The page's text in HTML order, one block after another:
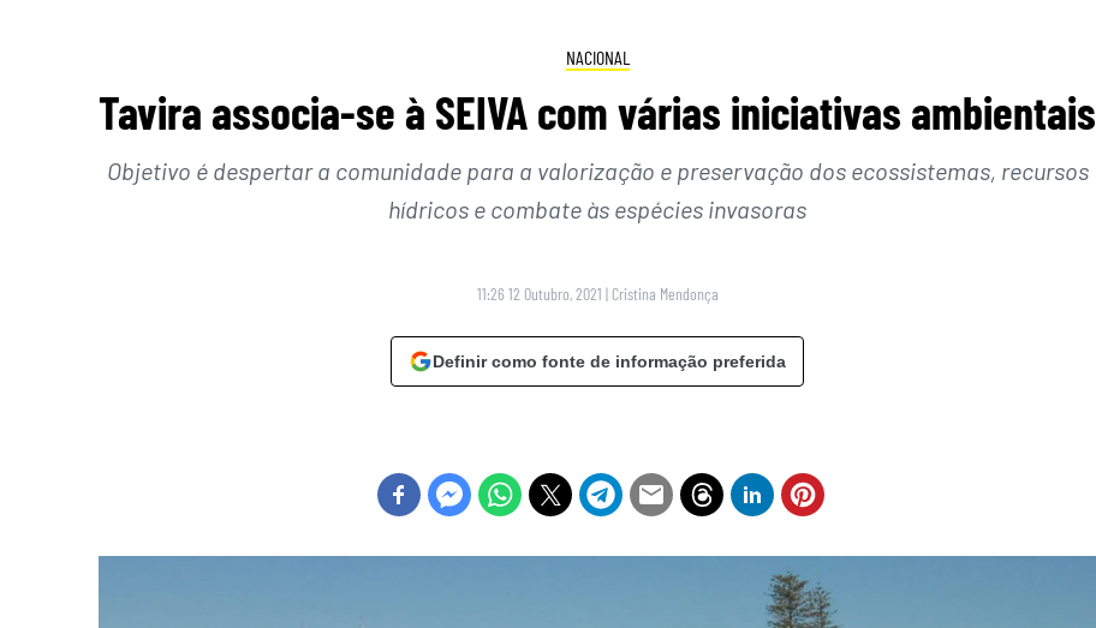
NACIONAL
Tavira associa-se à SEIVA com várias iniciativas ambientais
Objetivo é despertar a comunidade para a valorização e preservação dos ecossistemas, recursos
hídricos e combate às espécies invasoras
11:26 12 Outubro, 2021 | Cristina Mendonça
Definir como fonte de informação preferida